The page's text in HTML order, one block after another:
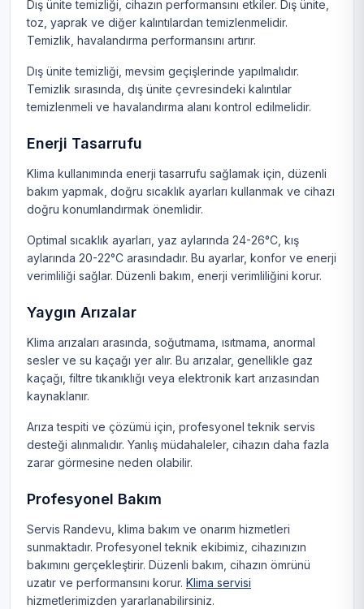
Dış ünite temizliği, cihazın performansını etkiler. Dış ünite,
toz, yaprak ve diğer kalıntılardan temizlenmelidir.
Temizlik, havalandırma performansını artırır.
Dış ünite temizliği, mevsim geçişlerinde yapılmalıdır.
Temizlik sırasında, dış ünite çevresindeki kalıntılar
temizlenmeli ve havalandırma alanı kontrol edilmelidir.
Enerji Tasarrufu
Klima kullanımında enerji tasarrufu sağlamak için, düzenli
bakım yapmak, doğru sıcaklık ayarları kullanmak ve cihazı
doğru konumlandırmak önemlidir.
Optimal sıcaklık ayarları, yaz aylarında 24-26°C, kış
aylarında 20-22°C arasındadır. Bu ayarlar, konfor ve enerji
verimliliği sağlar. Düzenli bakım, enerji verimliliğini korur.
Yaygın Arızalar
Klima arızaları arasında, soğutmama, ısıtmama, anormal
sesler ve su kaçağı yer alır. Bu arızalar, genellikle gaz
kaçağı, filtre tıkanıklığı veya elektronik kart arızasından
kaynaklanır.
Arıza tespiti ve çözümü için, profesyonel teknik servis
desteği alınmalıdır. Yanlış müdahaleler, cihazın daha fazla
zarar görmesine neden olabilir.
Profesyonel Bakım
Servis Randevu, klima bakım ve onarım hizmetleri
sunmaktadır. Profesyonel teknik ekibimiz, cihazınızın
bakımını gerçekleştirir. Düzenli bakım, cihazın ömrünü
uzatır ve performansını korur. Klima servisi
hizmetlerimizden yararlanabilirsiniz.